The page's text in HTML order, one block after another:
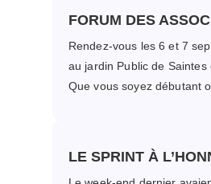
FORUM DES
Rendez-vous les 6 et 7
au jardin Public de Saintes
Que vous soyez débutant
LE SPRINT À